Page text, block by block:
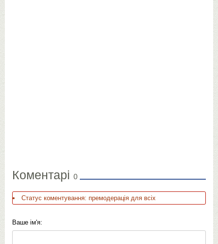
Коментарі 0
Статус коментування: премодерація для всіх
Ваше ім'я: